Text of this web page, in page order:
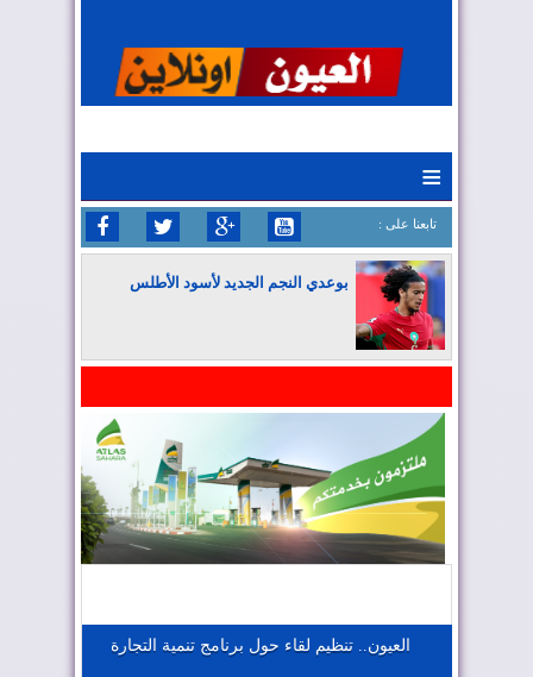
≡
: تابعنا على
بوعدي النجم الجديد لأسود الأطلس
المغرب يعزز موقعه في صناعة الطيران
العيون.. تنظيم لقاء حول برنامج تنمية التجارة